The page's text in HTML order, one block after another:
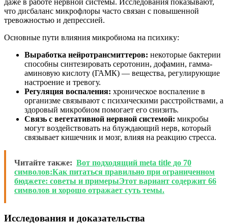
что дисбаланс микрофлоры часто связан с повышенной
тревожностью и депрессией.
Основные пути влияния микробиома на психику:
Выработка нейротрансмиттеров: некоторые бактерии
способны синтезировать серотонин, дофамин, гамма-
аминовую кислоту (ГАМК) — вещества, регулирующие
настроение и тревогу.
Регуляция воспаления: хроническое воспаление в
организме связывают с психическими расстройствами, а
здоровый микробиом помогает его снизить.
Связь с вегетативной нервной системой: микробы
могут воздействовать на блуждающий нерв, который
связывает кишечник и мозг, влияя на реакцию стресса.
Читайте также: Вот подходящий meta title до 70
символов:Как питаться правильно при ограниченном
бюджете: советы и примерыЭтот вариант содержит 66
символов и хорошо отражает суть темы.
Исследования и доказательства